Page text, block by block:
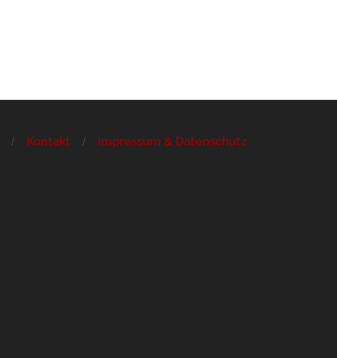
Kontakt Impressum & Datenschutz